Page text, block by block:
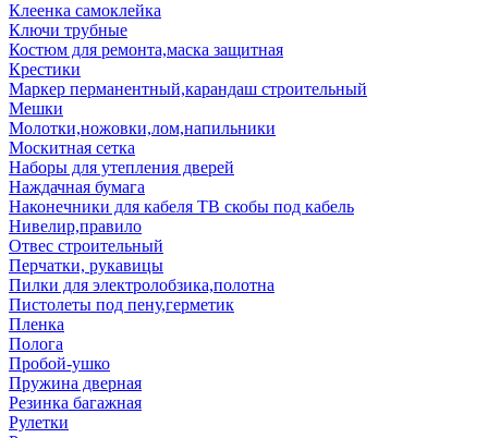
Клеенка самоклейка
Ключи трубные
Костюм для ремонта,маска защитная
Крестики
Маркер перманентный,карандаш строительный
Мешки
Молотки,ножовки,лом,напильники
Москитная сетка
Наборы для утепления дверей
Наждачная бумага
Наконечники для кабеля ТВ скобы под кабель
Нивелир,правило
Отвес строительный
Перчатки, рукавицы
Пилки для электролобзика,полотна
Пистолеты под пену,герметик
Пленка
Полога
Пробой-ушко
Пружина дверная
Резинка багажная
Рулетки